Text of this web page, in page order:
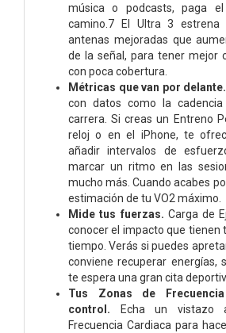
música o podcasts, paga
camino.7 El Ultra 3
antenas mejoradas que
de la señal, para tener mejor
con poca cobertura.
Métricas que van por delante.
con datos como la
carrera. Si creas un Entreno
reloj o en el iPhone, te
añadir intervalos de
marcar un ritmo en las
mucho más. Cuando acabes
estimación de tu VO2 máximo.
Mide tus fuerzas. Carga de
conocer el impacto que tienen
tiempo. Verás si puedes
conviene recuperar energías,
te espera una gran cita
Tus Zonas de
control. Echa un vistazo
Frecuencia Cardiaca para